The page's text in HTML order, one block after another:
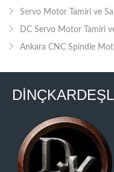
Servo Motor Tamiri ve
DC Servo Motor Tamiri ve
Ankara CNC Spindle